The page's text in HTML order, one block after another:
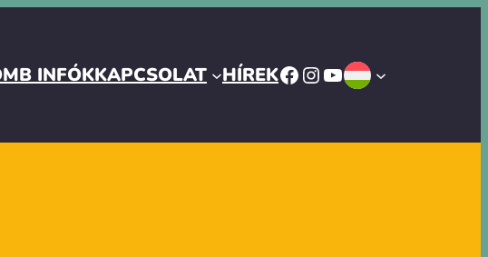
INFÓKKAPCSOLAT HÍREKFACEBOOK
INSTAGRAM
YOUTUBE